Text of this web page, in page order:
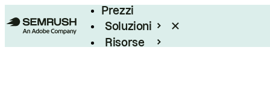
Prezzi
Soluzioni
Risorse